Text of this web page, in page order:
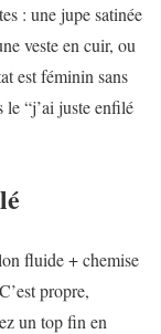
: une jupe satinée
veste en cuir, ou
est féminin sans
le “j’ai juste enfilé
fluide + chemise
propre,
un top fin en